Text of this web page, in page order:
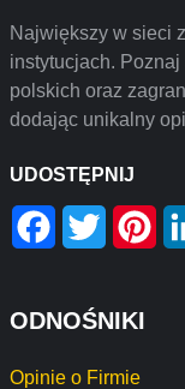
Największy w sieci
instytucjach.
polskich oraz
dodając unikalny
UDOSTĘPNIJ
Facebook
Twitter
ODNOŚNIKI
Opinie o Firmie